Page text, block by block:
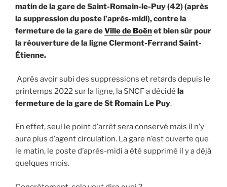
matin de la gare de Saint-Romain-le-Puy (42) (après
la suppression du poste l’après-midi), contre la
fermeture de la gare deVille de Boënet bien sûr pour
la réouverture de la ligne Clermont-Ferrand Saint-
Étienne.
Après avoir subi des suppressions et retards depuis le
printemps 2022 sur la ligne, la SNCF a décidé la
fermeture de la gare de St Romain Le Puy.
En effet, seul le point d’arrêt sera conservé mais il n’y
aura plus d’agent circulation. La gare n’est ouverte que
le matin, le poste d’après-midi a été supprimé il y a déjà
quelques mois.